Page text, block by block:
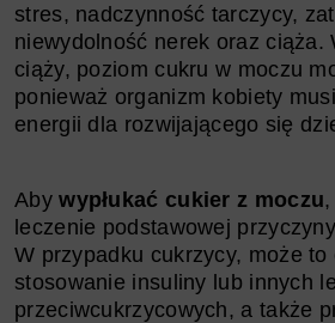
stres, nadczynność tarczycy,
niewydolność nerek oraz ciąża.
ciąży, poziom cukru w moczu
ponieważ organizm kobiety
energii dla rozwijającego się
Abywypłukać cukier z moczu
leczenie podstawowej
W przypadku cukrzycy, może to
stosowanie insuliny lub innych
przeciwcukrzycowych, a także